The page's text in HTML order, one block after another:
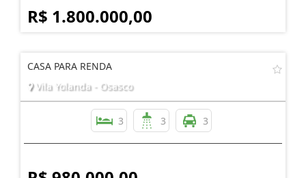
R$ 1.800.000,00
CASA PARA RENDA
Vila Yolanda - Osasco
3 3 3